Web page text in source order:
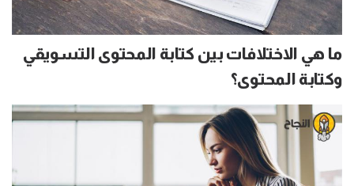
ما هي الاختلافات بين كتابة المحتوى التسويقي
وكتابة المحتوى؟